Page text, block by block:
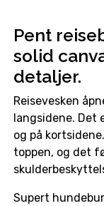
Pent
solid
detaljer.
Reisevesken
langsidene. Det
og på
toppen, og det
Supert